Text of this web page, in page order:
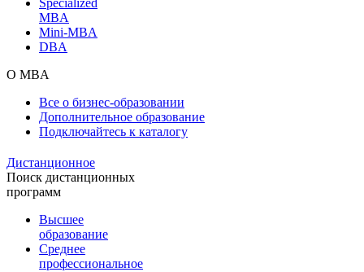
MBA
Mini-MBA
DBA
О MBA
Все о бизнес-образовании
Дополнительное образование
Подключайтесь к каталогу
Дистанционное
Поиск дистанционных
программ
Высшее
образование
Среднее
профессиональное